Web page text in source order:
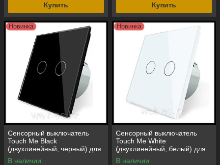
Купить Купить
Новинка
Сенсорный выключатель
Touch Me Black
(двухлинейный, черный) для
инфракрасной сауны
В наличии
Новинка
Сенсорный выключатель
Touch Me White
(двухлинейный, белый) для
инфракрасной сауны
В наличии